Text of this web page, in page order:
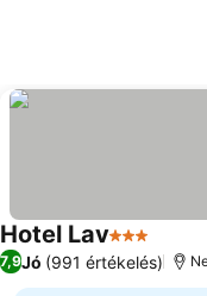
Hotel Lav3 Kategória
7,9Jó (991 értékelés)